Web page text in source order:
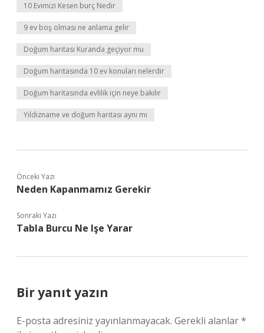
10 Evimizi Kesen burç Nedir
9 ev boş olması ne anlama gelir
Doğum haritası Kuranda geçiyor mu
Doğum haritasında 10 ev konuları nelerdir
Doğum haritasında evlilik için neye bakılır
Yıldızname ve doğum haritası aynı mı
Önceki Yazı
Neden Kapanmamız Gerekir
Sonraki Yazı
Tabla Burcu Ne Işe Yarar
Bir yanıt yazın
E-posta adresiniz yayınlanmayacak. Gerekli alanlar*